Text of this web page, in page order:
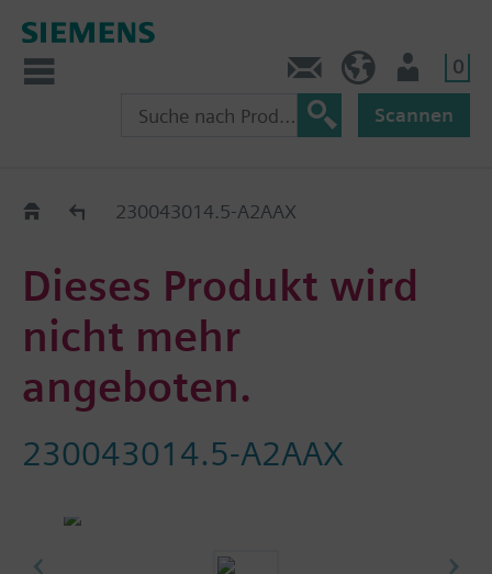
0
Scannen
Austauschhilfe
230043014.5-A2AAX
Dieses Produkt wird
nicht mehr
angeboten.
230043014.5-A2AAX